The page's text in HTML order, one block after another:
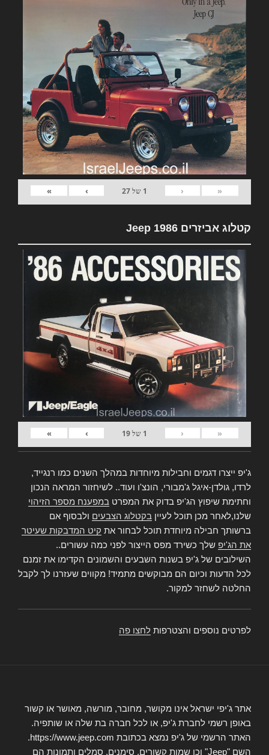
«
‹
1 של27
›
»
קטלוג אביזרים Jeep 1986
«
‹
1 של19
›
»
ג'יפ ייצרו דגמים וחבילות מיוחדות במהלך השנים כמו רנגייד,
לרדו, גולדן-איגל ג'מבורי, הונצ'ו ועוד.. לשיחזור המראה הנכון
וחתימת שיפוץ הג'יפ בדוק את המפרט במפענח מספר הזיהוי
שלנו,לאחר מכן תוכל לעיין בקטלוג הצבעים ולבסוף אם
ברשותך חבילה מיוחדת תוכל לבחור את קיט המדבקות שעיטר
את הג'יפ שלך כשירד מפס הייצור לפני כמה עשורים..
השילובים של ג'יפ בשנות השבעים והשמונים הקדימו את זמנם
לכל הדעות וכיום הם מבוקשים מתמיד! מקווים שעזרנו לך לקבל
החלטה לשחזר למקור.
לפרטים נוספים והצטרפות לחצו פה
אתר ג'יפי ישראל אינו מקושר, מחובר, מורשה, מאושר או קשור
באופן רשמי לחברת ג'יפ, או לכל חברה בת שלה או שותפיה.
האתר הרשמי של ג'יפ נמצא בכתובת https://www.jeep.com.
השם "Jeep" וכן שמות קשורים, סימנים, סמלים ותמונות הם